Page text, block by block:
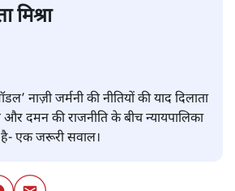
मिश्रा
नाज़ी जर्मनी की नीतियों की याद दिलाता
और दमन की राजनीति के बीच न्यायपालिका
एक जरूरी सवाल।